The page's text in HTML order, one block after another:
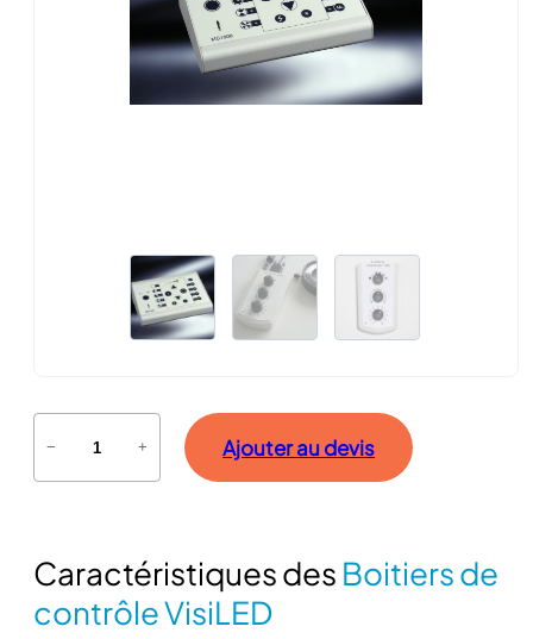
a
i
é
− + Ajouter au devis
Caractéristiques des Boitiers de
contrôle VisiLED